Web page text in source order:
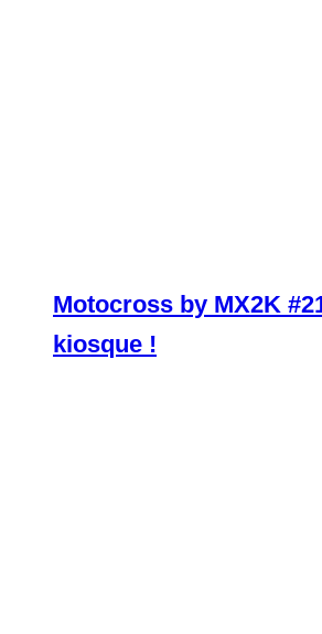
Motocross by MX2K
kiosque !